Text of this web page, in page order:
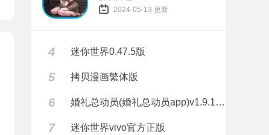
2024-05-13 更新
4 迷你世界0.47.5版
5 拷贝漫画繁体版
6 婚礼总动员(婚礼总动员app)v1.9.1 安卓正式版
7 迷你世界vivo官方正版